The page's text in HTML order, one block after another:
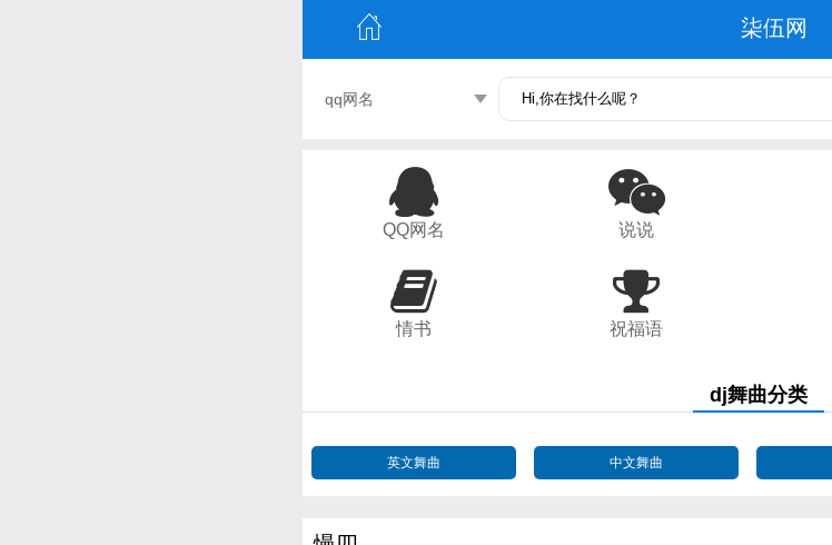
柒伍网
qq网名
QQ网名 说说
情书 祝福语
dj舞曲分类
英文舞曲 中文舞曲